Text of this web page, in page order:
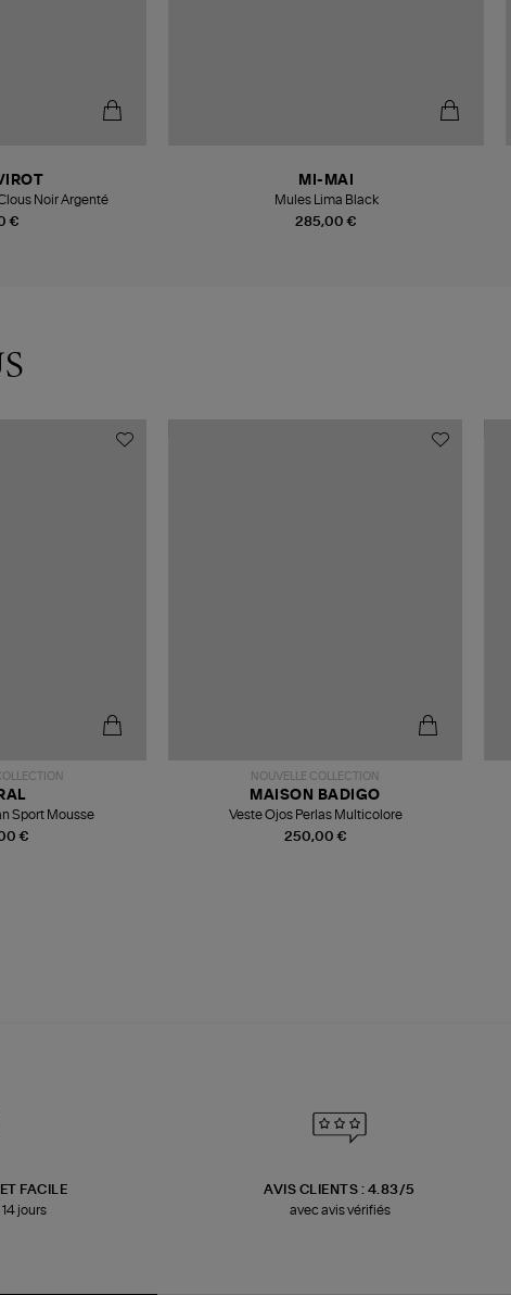
€
Noir Argenté
285,00 €
MI-MAI
Mules Lima Black
€
Sport Mousse
NOUVELLE COLLECTION
250,00 €
MAISON BADIGO
Veste Ojos Perlas Multicolore
FACILE
jours
AVIS CLIENTS : 4.83/5
avec avis vérifiés